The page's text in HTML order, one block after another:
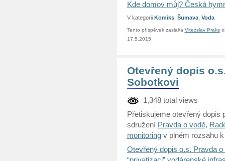
Kde domov můj? Česká
V kategorii Komiks, Šumava, Voda
Tento příspěvek zaslal/a Vitezslav Praks
17.5.2015
Otevřený dopis
Sobotkovi
1,348 total views
Přetiskujeme otevřený dopis
sdružení Pravda o vodě,
monitoringv plném rozsahu
Otevřený dopis o.s. Pravda